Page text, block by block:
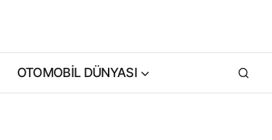
OTOMOBİL DÜNYASI